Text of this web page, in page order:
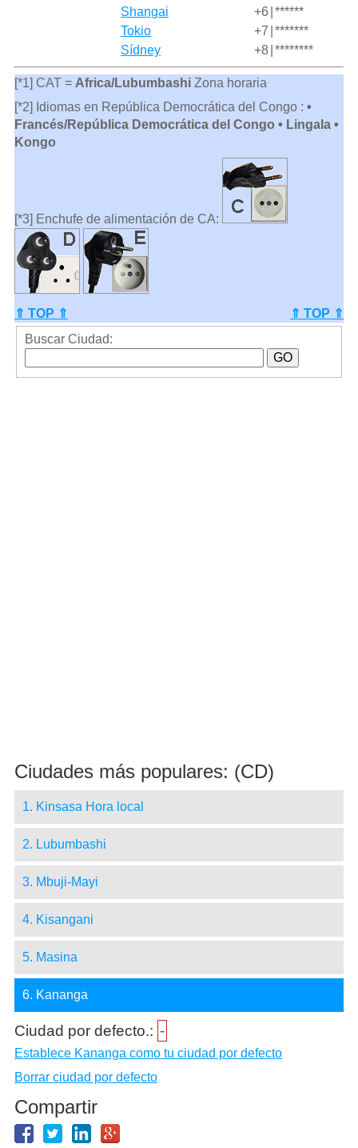
Shangai
+6 ******
Tokio
+7 *******
Sídney
+8 ********
[*1] CAT = Africa/LubumbashiZona horaria
[*2] Idiomas en República Democrática del Congo : •
Francés/República Democrática del Congo • Lingala •
Kongo
[*3] Enchufe de alimentación de CA:
⇑ TOP ⇑
⇑ TOP ⇑
Buscar Ciudad:
Ciudades más populares: (CD)
1. Kinsasa Hora local
2. Lubumbashi
3. Mbuji-Mayi
4. Kisangani
5. Masina
6. Kananga
Ciudad por defecto.: -
Establece Kananga como tu ciudad por defecto
Borrar ciudad por defecto
Compartir